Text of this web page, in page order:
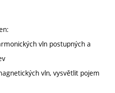
vln postupných a
vln, vysvětlit pojem